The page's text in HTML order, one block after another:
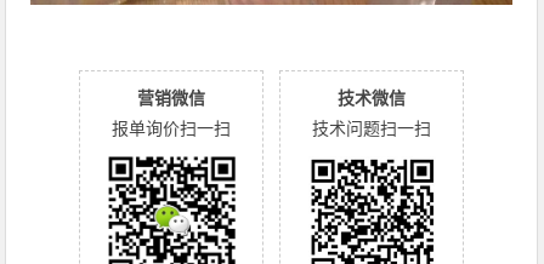
营销微信
报单询价扫一扫
技术微信
技术问题扫一扫